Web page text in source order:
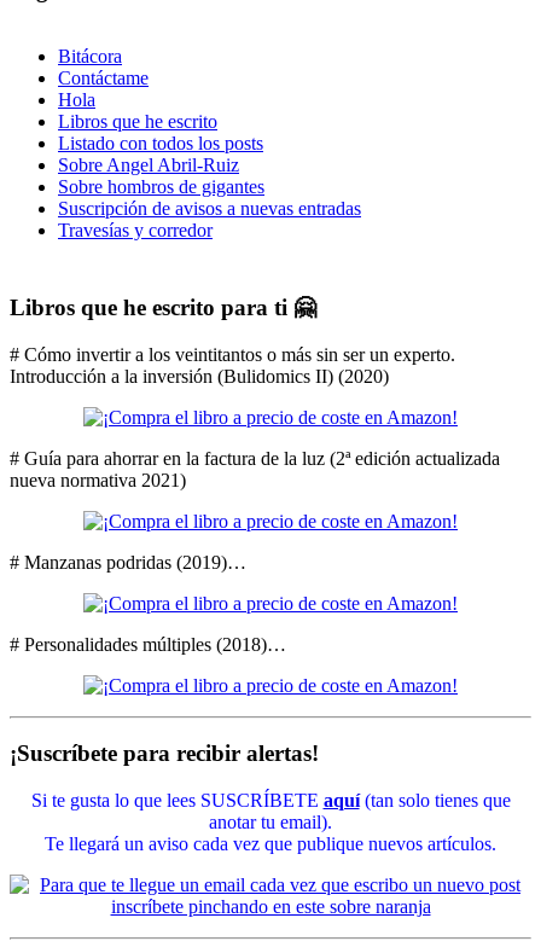
Bitácora
Contáctame
Hola
Libros que he escrito
Listado con todos los posts
Sobre Angel Abril-Ruiz
Sobre hombros de gigantes
Suscripción de avisos a nuevas entradas
Travesías y corredor
Libros que he escrito para ti 🤗
# Cómo invertir a los veintitantos o más sin ser un experto.
Introducción a la inversión (Bulidomics II) (2020)
# Guía para ahorrar en la factura de la luz (2ª edición actualizada
nueva normativa 2021)
# Manzanas podridas (2019)…
# Personalidades múltiples (2018)…
¡Suscríbete para recibir alertas!
Si te gusta lo que lees SUSCRÍBETE aquí(tan solo tienes que
anotar tu email).
Te llegará un aviso cada vez que publique nuevos artículos.